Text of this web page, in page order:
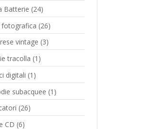
Batterie (24)
fotografica (26)
vintage (3)
tracolla (1)
digitali (1)
subacquee (1)
(26)
CD (6)